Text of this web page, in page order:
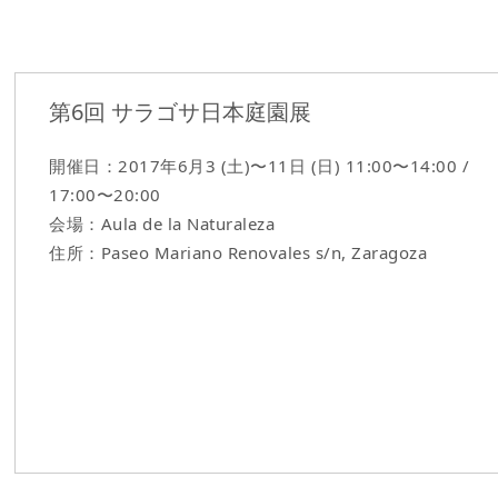
第6回 サラゴサ日本庭園展
開催日：2017年6月3 (土)〜11日 (日) 11:00〜14:00 /
17:00〜20:00
会場：Aula de la Naturaleza
住所：Paseo Mariano Renovales s/n, Zaragoza